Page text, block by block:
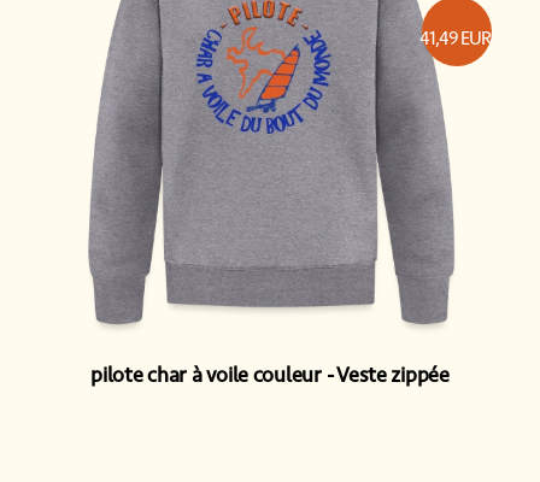
pilote char à voile couleur Veste zippée
41,49EUR